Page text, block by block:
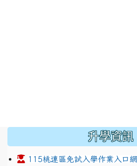
升學資訊
115桃連區免試入學作業入口網